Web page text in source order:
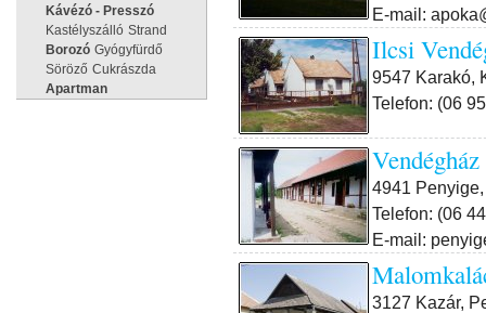
Kávézó - Presszó
Kastélyszálló Strand
Borozó Gyógyfürdő
Söröző Cukrászda
Apartman
E-mail:
Ilcsi
9547 Karakó,
Telefon: (06
Vendégház
4941
Telefon: (06
E-mail:
3127 Kazár,